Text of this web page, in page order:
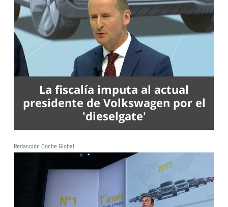
La fiscalía imputa al actual
presidente de Volkswagen por el
'dieselgate'
Redacción Coche Global